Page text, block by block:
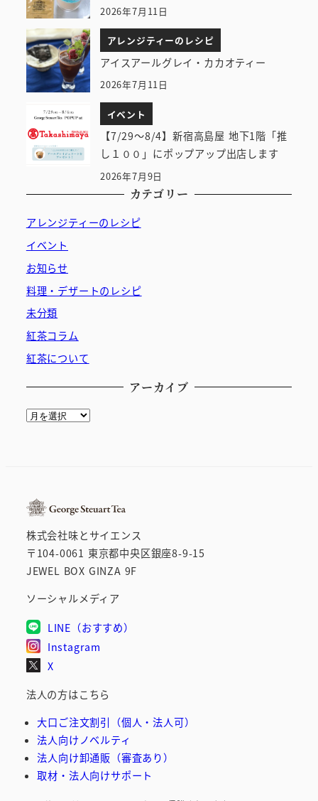
2026年7月11日
アレンジティーのレシピ
アイスアールグレイ・カカオティー
2026年7月11日
イベント
【7/29～8/4】新宿高島屋 地下1階「推
し１００」にポップアップ出店します
2026年7月9日
カテゴリー
アレンジティーのレシピ
イベント
お知らせ
料理・デザートのレシピ
未分類
紅茶コラム
紅茶について
アーカイブ
ア
株式会社味とサイエンス
〒104-0061 東京都中央区銀座8-9-15
JEWEL BOX GINZA 9F
ソーシャルメディア
LINE（おすすめ）
Instagram
X
法人の方はこちら
大口ご注文割引（個人・法人可）
法人向けノベルティ
法人向け卸通販（審査あり）
取材・法人向けサポート